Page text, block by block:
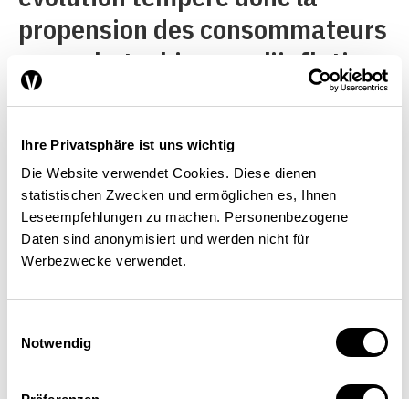
Ihre Privatsphäre ist uns wichtig
Die Website verwendet Cookies. Diese dienen
statistischen Zwecken und ermöglichen es, Ihnen
Leseempfehlungen zu machen. Personenbezogene
Daten sind anonymisiert und werden nicht für
Werbezwecke verwendet.
Notwendig
propension des consommateurs
aux achats, bien que l’inflation
reste modérée en Suisse en
Par ailleurs, les difficultés
d’approvisionnement
continuent de jouer un rôle
important dans les décisions
d’achats et les personnes
interrogées citent un peu plus
souvent l’incertitude, en lien
étroit avec leur choix d’indiquer